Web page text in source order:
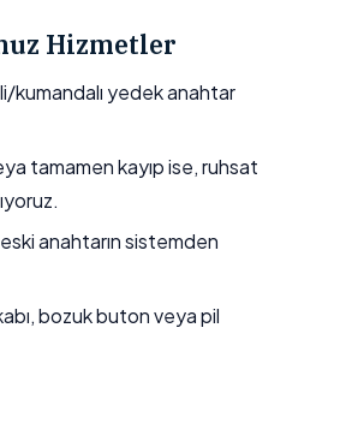
Hizmetler
kumandalı yedek anahtar
tamamen kayıp ise, ruhsat
anahtarın sistemden
bozuk buton veya pil